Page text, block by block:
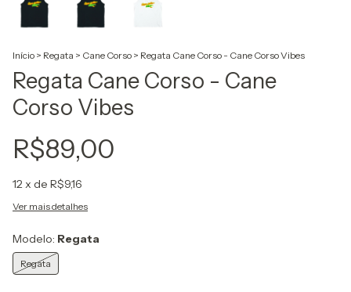
Início > Regata > Cane Corso > Regata Cane Corso - Cane Corso Vibes
Regata Cane Corso - Cane
Corso Vibes
R$89,00
12x de R$9,16
Ver mais detalhes
Modelo: Regata
Regata